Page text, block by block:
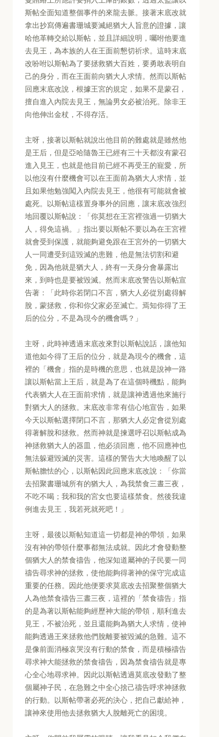
斯帖全面知道整個事件的來龍去脈。接著末底改就
拿出抄寫傳遍書珊城要滅絕猶大人旨意的證據，讓
哈他革轉交給以斯帖，並且詳細說明，囑咐他要進
去見王，為本族的人在王面前懇切祈求。這時末底
改吩咐以斯帖為了要拯救猶大百姓，要勇敢表明自
己的身分，而在王面前向猶大人求情。然而以斯帖
回應末底改說，根據王宮的規定，如果不是蒙召，
擅自進入內院去見王，無論男女必被治死。除非王
向他伸出金杖，不得存活。
主呀，接著以斯帖就說出他目前的難處就是雖然他
是王后，但是亞哈隨魯王已經有三十天都沒有蒙召
進入見王，也就是他目前已經不再受王的寵愛，所
以他沒有什麼機會可以在王面前為猶大人求情，並
且如果他勉強闖入內院去見王，他很有可能就會被
處死。以斯帖這樣置身事外的回應，讓末底改強烈
地回覆以斯帖說：「你莫想在王宮裡強過一切猶大
人，得免這禍。」指出要以斯帖不要以為在王宮裡
就會受到保護，就能夠避免跟在王宮外的一切猶大
人一同遭受到這毀滅的患難，他是無法切割和避
免，因為他就是猶大人，終有一天身分會暴露出
來，到時也是要被毀滅。然而末底改警告以斯帖宣
告著：「此時你若閉口不言，猶大人必從別處得解
脫，蒙拯救，你和你父家必至滅亡。焉知你得了王
后的位分，不是為現今的機會嗎？」
主呀，此時神透過末底改來對以斯帖說話，讓他知
道他如今得了王后的位分，就是為現今的機會，這
裡的「機會」指的是時機的意思，也就是說神一路
讓以斯帖當上王后，就是為了在這個時機點，能夠
代表猶大人在王面前求情，就是讓神透過他來施行
對猶大人的拯救。末底改非常有信心地宣告，如果
今天以斯帖選擇閉口不言，那猶大人必定會從別處
得著解脫和拯救。然而神就是揀選呼召以斯帖成為
神拯救猶大人的器皿，他必須回應，他不回應神也
無法躲避毀滅的災害。這樣的警告大大地喚醒了以
斯帖膽怯的心，以斯帖因此回應末底改說：「你當
去招聚書珊城所有的猶大人，為我禁食三晝三夜，
不吃不喝；我和我的宮女也要這樣禁食。然後我違
例進去見王，我若死就死吧！」
主呀，最後以斯帖知道這一切都是神的帶領，如果
沒有神的帶領什麼事都無法成就。因此才會發動整
個猶大人的禁食禱告，他深知道屬神的子民要一同
禱告尋求神的拯救，使他能夠得著神的保守完成這
重要的任務。因此他便要求莫底改去招聚整個猶大
人為他禁食禱告三晝三夜，這裡的「禁食禱告」指
的是為著以斯帖能夠經歷神大能的帶領，順利進去
見王，不被治死，並且還能夠為猶大人求情，使神
能夠透過王來拯救他們脫離要被毀滅的急難。這不
是像前面消極哀哭沒有行動的禁食，而是積極禱告
尋求神大能拯救的禁食禱告，因為禁食禱告就是專
心全心地尋求神。因此以斯帖透過莫底改發動了整
個屬神子民，在急難之中全心捨己禱告呼求神拯救
的行動。以斯帖帶著必死的決心，把自己獻給神，
讓神來使用他去拯救猶大人脫離死亡的困境。